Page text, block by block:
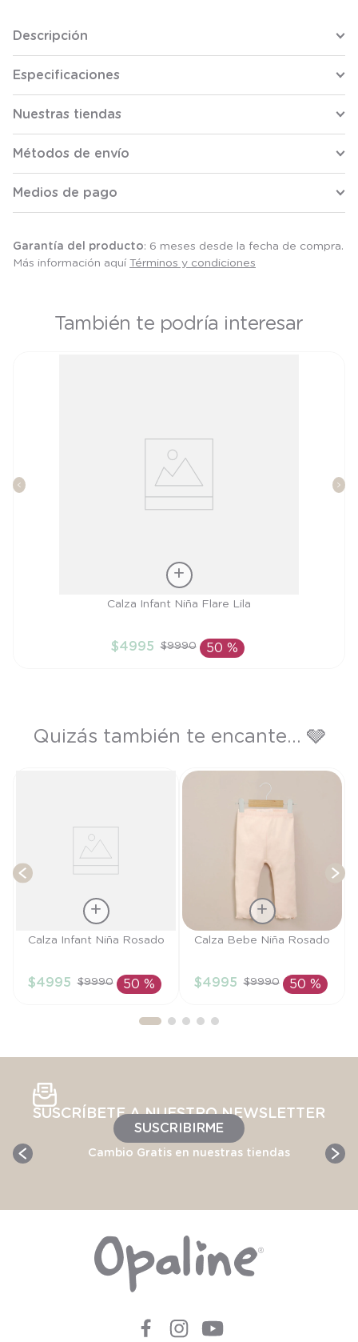
Descripción
Especificaciones
Nuestras tiendas
Métodos de envío
Medios de pago
Garantía del producto: 6 meses desde la fecha de compra.
Más información aquí Términos y condiciones
También te podría interesar
AÑADIR AL CARRITO
Calza Infant Niña Flare Lila
$4995 $9990 50 %
Quizás también te encante... 🩶
Talla
AÑADIR AL
Calza Infant Niña Rosado
$4995 $9990 50 %
Talla
AÑADIR AL
Calza Bebe Niña Rosado
$4995 $9990 50 %
SUSCRÍBETE A NUESTRO NEWSLETTER
SUSCRIBIRME
Cambio Gratis en nuestras tiendas